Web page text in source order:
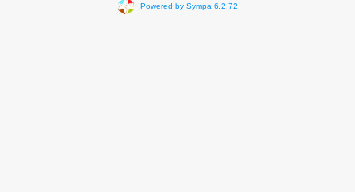
Powered by Sympa 6.2.72